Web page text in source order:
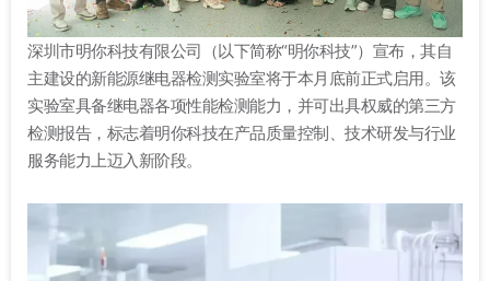
深圳市明你科技有限公司（以下简称“明你科技”）宣布，其自
主建设的新能源继电器检测实验室将于本月底前正式启用。该
实验室具备继电器各项性能检测能力，并可出具权威的第三方
检测报告，标志着明你科技在产品质量控制、技术研发与行业
服务能力上迈入新阶段。